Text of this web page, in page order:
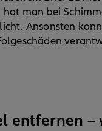
man bei
Ansonsten
entfernen –